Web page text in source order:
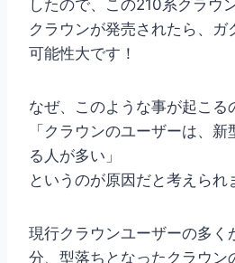
したので、この210系クラウ
クラウンが発売されたら、ガ
可能性大です！
なぜ、このような事が起こる
「クラウンのユーザーは、新
る人が多い」
というのが原因だと考えられ
現行クラウンユーザーの多く
分、型落ちとなったクラウン